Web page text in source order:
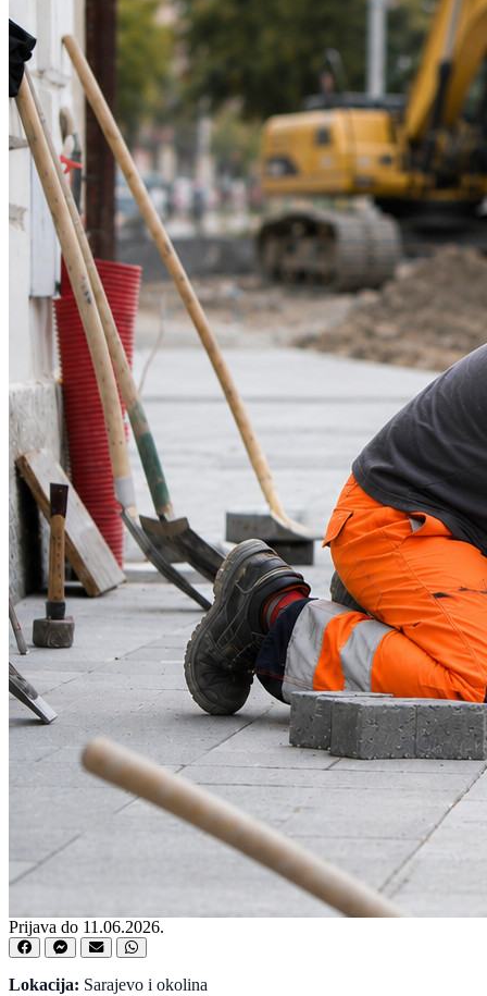
Prijava do 11.06.2026.
Lokacija: Sarajevo i okolina